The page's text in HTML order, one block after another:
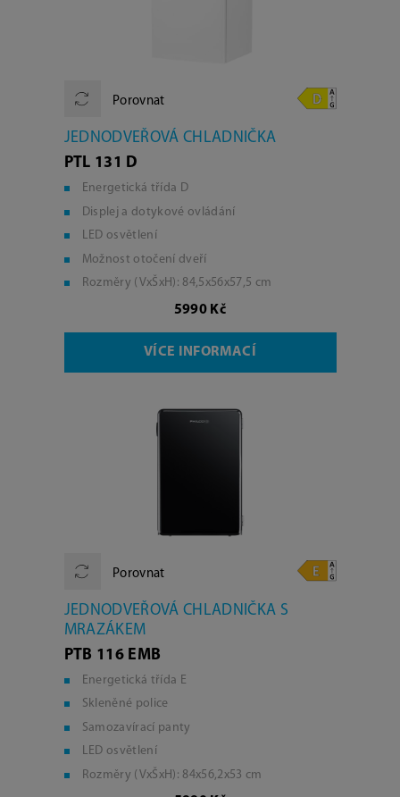
Porovnat
JEDNODVEŘOVÁ CHLADNIČKA
PTL 131 D
Energetická třída D
Displej a dotykové ovládání
LED osvětlení
Možnost otočení dveří
Rozměry (VxŠxH): 84,5x56x57,5 cm
5990 Kč
VÍCE INFORMACÍ
Porovnat
JEDNODVEŘOVÁ CHLADNIČKA S
MRAZÁKEM
PTB 116 EMB
Energetická třída E
Skleněné police
Samozavírací panty
LED osvětlení
Rozměry (VxŠxH): 84x56,2x53 cm